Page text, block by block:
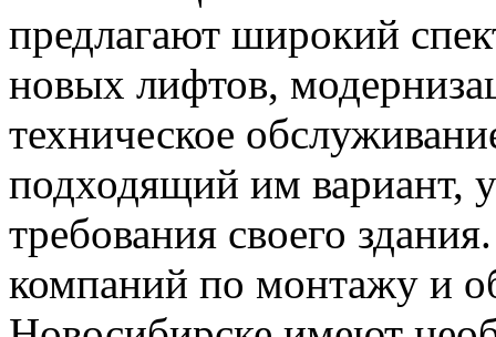
предлагают широкий
новых лифтов,
техническое
подходящий им вариант,
требования своего
компаний по монтажу и